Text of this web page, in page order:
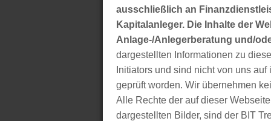
ausschließlich an
Kapitalanleger. Die Inhalte der
Anlage-/Anlegerberatung und/
dargestellten Informationen zu
Initiators und sind nicht von uns
geprüft worden. Wir übernehmen
Alle Rechte der auf dieser
dargestellten Bilder, sind der BIT